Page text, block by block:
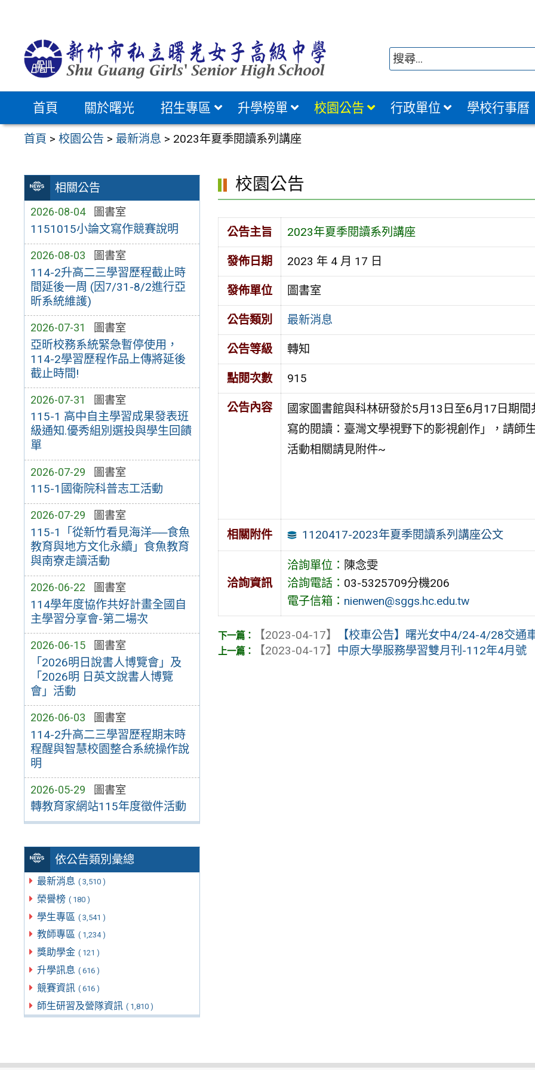
首頁 關於曙光 招生專區 升學榜單 校園公告 行政單位 學校行事曆
首頁 >校園公告 > 最新消息 > 2023年夏季閱讀系列講座
相關公告
2026-08-04 圖書室
1151015小論文寫作競賽說明
2026-08-03 圖書室
114-2升高二三學習歷程截止時
間延後一周 (因7/31-8/2進行亞
昕系統維護)
2026-07-31 圖書室
亞昕校務系統緊急暫停使用，
114-2學習歷程作品上傳將延後
截止時間!
2026-07-31 圖書室
115-1 高中自主學習成果發表班
級通知.優秀組別選投與學生回饋
單
2026-07-29 圖書室
115-1國衛院科普志工活動
2026-07-29 圖書室
115-1「從新竹看見海洋──食魚
教育與地方文化永續」食魚教育
與南寮走讀活動
2026-06-22 圖書室
114學年度協作共好計畫全國自
主學習分享會-第二場次
2026-06-15 圖書室
「2026明日說書人博覽會」及
「2026明 日英文說書人博覽
會」活動
2026-06-03 圖書室
114-2升高二三學習歷程期末時
程醒與智慧校園整合系統操作說
明
2026-05-29 圖書室
轉教育家網站115年度徵件活動
依公告類別彙總
最新消息 ( 3,510 )
榮譽榜 ( 180 )
學生專區 ( 3,541 )
教師專區 ( 1,234 )
獎助學金 ( 121 )
升學訊息 ( 616 )
競賽資訊 ( 616 )
師生研習及營隊資訊 ( 1,810 )
校園公告
公告主旨 2023年夏季閱讀系列講座
發佈日期 2023 年 4 月 17 日
發佈單位 圖書室
公告類別 最新消息
公告等級 轉知
點閱次數 915
公告內容
國家圖書館與科林研發於5月13日至6月17日期
寫的閱讀：臺灣文學視野下的影視創作」，請師
活動相關請見附件~
相關附件 1120417-2023年夏季閱讀系列講座公文
洽詢資訊
洽詢單位： 陳念雯
洽詢電話： 03-5325709分機206
電子信箱： nienwen@sggs.hc.edu.tw
【2023-04-17】
【校車公告】曙光女中4/24-4/28交通
【2023-04-17】 中原大學服務學習雙月刊-112年4月號